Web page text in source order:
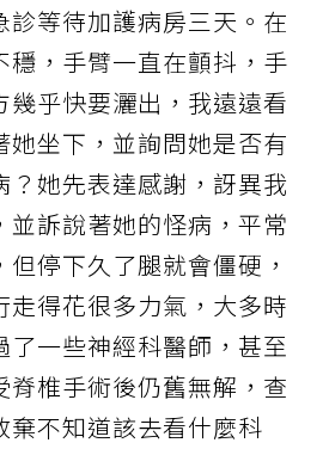
診等待加護病房三天。在
穩，手臂一直在顫抖，手
幾乎快要灑出，我遠遠看
她坐下，並詢問她是否有
？她先表達感謝，訝異我
並訴說著她的怪病，平常
停下久了腿就會僵硬，
走得花很多力氣，大多時
了一些神經科醫師，甚至
脊椎手術後仍舊無解，查
棄不知道該去看什麼科